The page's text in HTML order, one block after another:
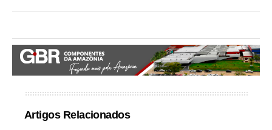
Artigos Relacionados